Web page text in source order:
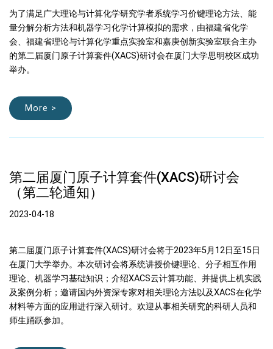
为了满足广大理论与计算化学研究学者系统学习价键理论方法、能
量分解分析方法和机器学习化学计算模拟的需求，由福建省化学
会、福建省理论与计算化学重点实验室和嘉庚创新实验室联合主办
的第二届厦门原子计算套件(XACS)研讨会在厦门大学思明校区成功
举办。
More >
第二届厦门原子计算套件(XACS)研讨会
（第二轮通知）
2023-04-18
第二届厦门原子计算套件(XACS)研讨会将于2023年5月12日至15日
在厦门大学举办。本次研讨会将系统讲授价键理论、分子相互作用
理论、机器学习基础知识；介绍XACS云计算功能、并提供上机实践
及案例分析；邀请国内外资深专家对相关理论方法以及XACS在化学
材料等方面的应用进行深入研讨。欢迎从事相关研究的科研人员和
师生踊跃参加。